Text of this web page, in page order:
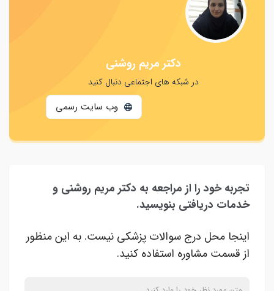
دکتر مریم روشنی
در شبکه های اجتماعی دنبال کنید
وب سایت رسمی
تجربه خود را از مراجعه به دکتر مریم روشنی و
خدمات دریافتی بنویسید.
اینجا محل درج سوالات پزشکی نیست. به این منظور
از قسمت مشاوره استفاده کنید.